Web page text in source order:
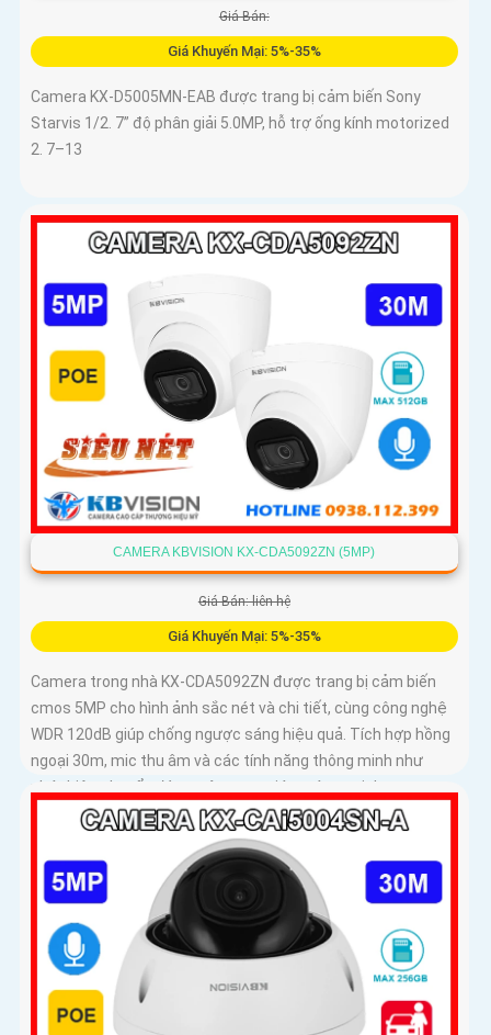
Giá Bán:
Giá Khuyến Mại: 5%-35%
Camera KX-D5005MN-EAB được trang bị cảm biến Sony
Starvis 1/2. 7” độ phân giải 5.0MP, hỗ trợ ống kính motorized
2. 7–13
CAMERA KBVISION KX-CDA5092ZN (5MP)
Giá Bán: liên hệ
Giá Khuyến Mại: 5%-35%
Camera trong nhà KX-CDA5092ZN được trang bị cảm biến
cmos 5MP cho hình ảnh sắc nét và chi tiết, cùng công nghệ
WDR 120dB giúp chống ngược sáng hiệu quả. Tích hợp hồng
ngoại 30m, mic thu âm và các tính năng thông minh như
phát hiện chuyển động, nâng cao giám sát an ninh